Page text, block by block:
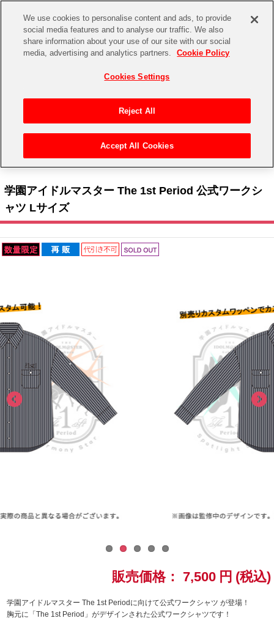
CHANNEL STORE EVENT
ゲーム
アイドルマスターシリーズ
アイドルマスター
アイドルマスター SideM
アイドルマスター シャイニーカラーズ
テイルズ オブ シリーズ
太鼓の達人
ACE COMBAT
スサノオマジック
ラブライブ！シリーズ
イベントグッズ
トイ・ホビー
アイドルマスター シリーズ>学園アイドルマスター
学園アイドルマスター The 1st Period 公式ワークシ
ャツ Lサイズ
販売価格： 7,500 円 (税込)
学園アイドルマスター The 1st Periodに向けて公式ワークシャツ が登場！
胸元に「The 1st Period」がデザインされた公式ワークシャツです！
We use cookies to personalise content and ads, to provide
social media features and to analyse our traffic. We also
share information about your use of our site with our social
media, advertising and analytics partners.
Cookie Policy
Cookies Settings
Reject All
Accept All Cookies